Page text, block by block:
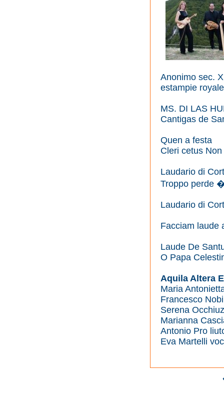
Anonimo sec.
estampie royale
MS. DI LAS
Cantigas de
Quen a festa
Cleri cetus
Laudario di
Troppo perde
Laudario
Facciam laude
Laude De
O Papa
Aquila Altera
Maria
Francesco
Serena
Marianna
Antonio Pro
Eva Martelli